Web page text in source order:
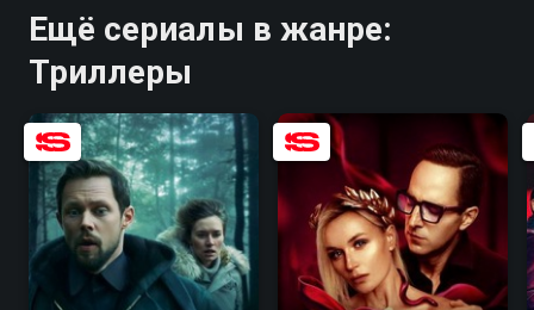
Ещё сериалы в жанре:
Триллеры